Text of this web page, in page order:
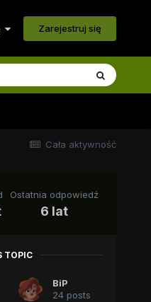
Zarejestruj się
Cała aktywność
Ostatnia odpowiedź
6 lat
TOPIC
BiP
24 posts